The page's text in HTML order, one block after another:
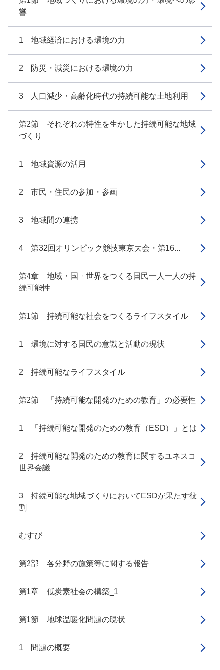
響
1 地域経済における環境の力
2 防災・減災における環境の力
3 人口減少・高齢化時代の持続可能な土地利用
第2節 それぞれの特性を生かした持続可能な地域
づくり
1 地域資源の活用
2 市民・住民の参加・参画
3 地域間の連携
4 第32回オリンピック競技東京大会・第16...
第4章 地域・国・世界をつくる国民一人一人の持
続可能性
第1節 持続可能な社会をつくるライフスタイル
1 環境に対する国民の意識と活動の現状
2 持続可能なライフスタイル
第2節 「持続可能な開発のための教育」の必要性
1 「持続可能な開発のための教育（ESD）」とは
2 持続可能な開発のための教育に関するユネスコ
世界会議
3 持続可能な地域づくりにおいてESDが果たす役
割
むすび
第2部 各分野の施策等に関する報告
第1章 低炭素社会の構築_1
第1節 地球温暖化問題の現状
1 問題の概要